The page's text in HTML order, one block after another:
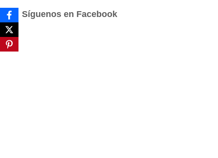
a
Síguenos en Facebook